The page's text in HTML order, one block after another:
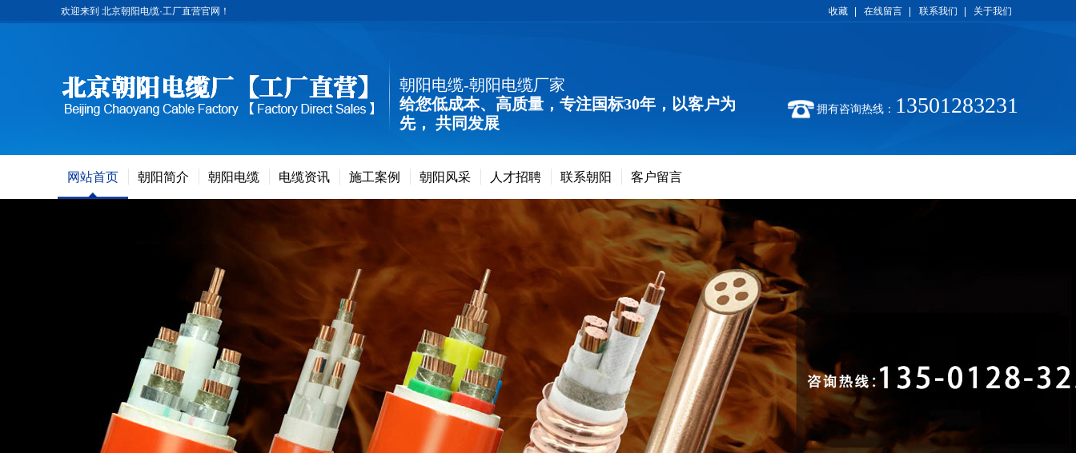
收藏 在线留言 联系我们 关于我们
欢迎来到 北京朝阳电缆·工厂直营官网！
朝阳电缆-朝阳电缆厂家
给您低成本、高质量，专注国标30年，以客户为
先， 共同发展
拥有咨询热线： 13501283231
网站首页 朝阳简介 朝阳电缆 电缆资讯 施工案例 朝阳风采 人才招聘 联系朝阳 客户留言